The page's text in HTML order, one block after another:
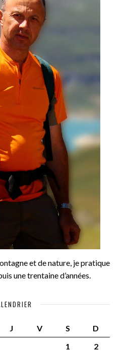
et de nature, je pratique
une trentaine d’années.
J V S
D
1
2